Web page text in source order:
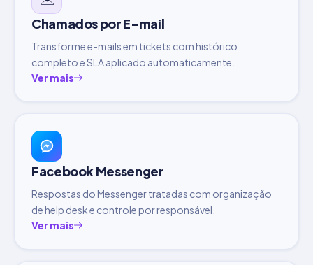
Chamados por E-mail
Transforme e-mails em tickets com histórico
completo e SLA aplicado automaticamente.
Ver mais
Facebook Messenger
Respostas do Messenger tratadas com organização
de help desk e controle por responsável.
Ver mais